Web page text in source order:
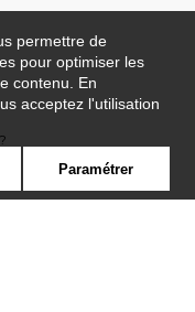
permettre de
pour optimiser les
contenu. En
acceptez l'utilisation
Paramétrer